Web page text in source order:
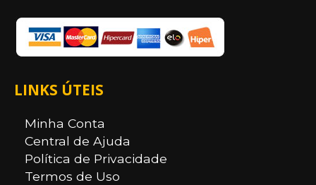
LINKS ÚTEIS
Minha Conta
Central de Ajuda
Política de Privacidade
Termos de Uso